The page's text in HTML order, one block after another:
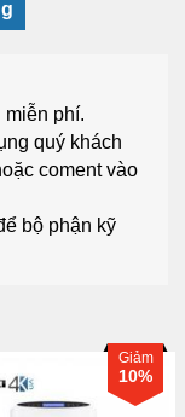
phí.
quý khách
coment vào
bộ phận kỹ